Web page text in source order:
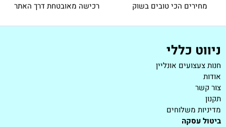
מחירים הכי טובים בשוק
רכישה מאובטחת דרך האתר
ניווט כללי
חנות צעצועים אונליין
אודות
צור קשר
תקנון
מדיניות משלוחים
ביטול עסקה